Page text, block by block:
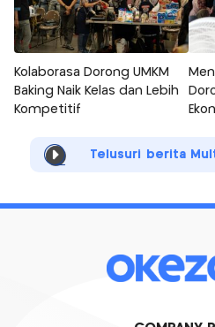
Kolaborasa Dorong UMKM
Baking Naik Kelas dan Lebih
Kompetitif
Telusuri berita